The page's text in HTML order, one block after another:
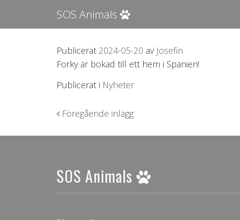
SOS Animals
Publicerat 2024-05-20 av Josefin
Forky är bokad till ett hem i Spanien!
Publicerat i Nyheter
Inläggsnavigering
Föregående inlägg
SOS Animals